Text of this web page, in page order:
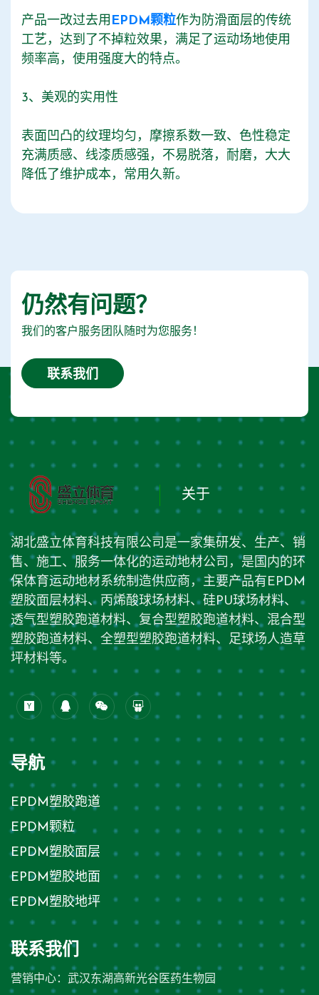
产品一改过去用 EPDM颗粒作为防滑面层的传统
工艺，达到了不掉粒效果，满足了运动场地使用
频率高，使用强度大的特点。
3、美观的实用性
表面凹凸的纹理均匀，摩擦系数一致、色性稳定
充满质感、线漆质感强，不易脱落，耐磨，大大
降低了维护成本，常用久新。
仍然有问题？
我们的客户服务团队随时为您服务！
联系我们
关于
湖北盛立体育科技有限公司是一家集研发、生产、销
售、施工、服务一体化的运动地材公司，是国内的环
保体育运动地材系统制造供应商，主要产品有EPDM
塑胶面层材料、丙烯酸球场材料、硅PU球场材料、
透气型塑胶跑道材料、复合型塑胶跑道材料、混合型
塑胶跑道材料、全塑型塑胶跑道材料、足球场人造草
坪材料等。
导航
EPDM塑胶跑道
EPDM颗粒
EPDM塑胶面层
EPDM塑胶地面
EPDM塑胶地坪
联系我们
营销中心：武汉东湖高新光谷医药生物园